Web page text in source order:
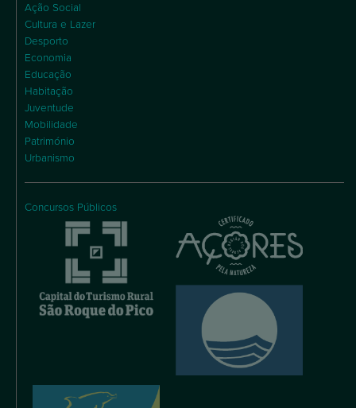
Ação Social
Cultura e Lazer
Desporto
Economia
Educação
Habitação
Juventude
Mobilidade
Património
Urbanismo
Concursos Públicos